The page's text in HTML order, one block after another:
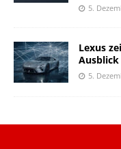
5.
Lexus
Ausblick
5.